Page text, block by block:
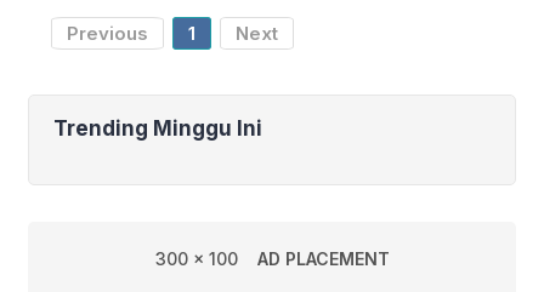
Sánchez P
Previous 1 Next
Trending Minggu Ini
300 x 100 AD PLACEMENT